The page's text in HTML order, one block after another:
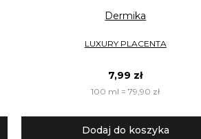
Dermika
LUXURY PLACENTA
7,99 zł
100 ml = 79,90 zł
Dodaj do koszyka